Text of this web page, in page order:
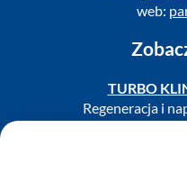
web:
TURBO
Regeneracja i